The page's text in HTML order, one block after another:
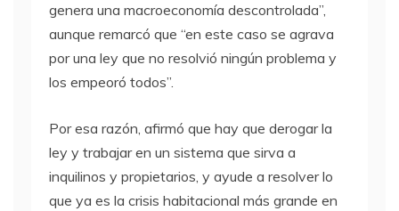
genera una macroeconomía descontrolada”,
aunque remarcó que “en este caso se agrava
por una ley que no resolvió ningún problema y
los empeoró todos”.
Por esa razón, afirmó que hay que derogar la
ley y trabajar en un sistema que sirva a
inquilinos y propietarios, y ayude a resolver lo
que ya es la crisis habitacional más grande en